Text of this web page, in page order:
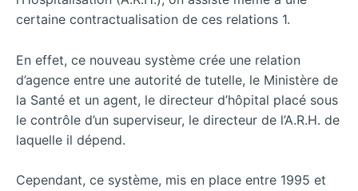
certaine contractualisation de ces relations 1.
En effet, ce nouveau système crée une relation
d’agence entre une autorité de tutelle, le Ministère de
la Santé et un agent, le directeur d’hôpital placé sous
le contrôle d’un superviseur, le directeur de l’A.R.H. de
laquelle il dépend.
Cependant, ce système, mis en place entre 1995 et